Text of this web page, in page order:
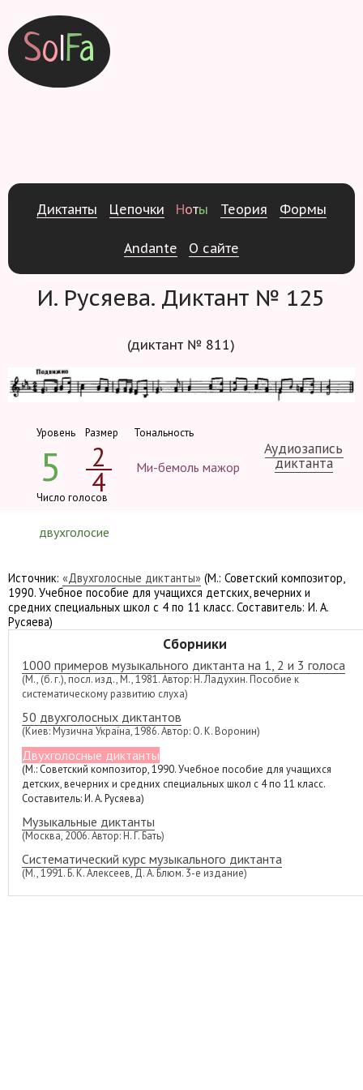
SolFa
Диктанты Цепочки Ноты Теория Формы
Andante О сайте
И. Русяева. Диктант № 125
(диктант № 811)
Уровень
5
Размер
2
4
Тональность
Ми-бемоль мажор
Число голосов
двухголосие
Источник: «Двухголосные диктанты» (М.: Советский композитор,
1990. Учебное пособие для учащихся детских, вечерних и
средних специальных школ с 4 по 11 класс. Составитель: И. А.
Русяева)
Аудиозапись
диктанта
Сборники
1000 примеров музыкального диктанта на 1, 2 и 3 голоса
(М., (б. г.), посл. изд., М., 1981. Автор: Н. Ладухин. Пособие к
систематическому развитию слуха)
50 двухголосных диктантов
(Киев: Музична Україна, 1986. Автор: О. К. Воронин)
Двухголосные диктанты
(М.: Советский композитор, 1990. Учебное пособие для учащихся
детских, вечерних и средних специальных школ с 4 по 11 класс.
Составитель: И. А. Русяева)
Музыкальные диктанты
(Москва, 2006. Автор: Н. Г. Бать)
Систематический курс музыкального диктанта
(М., 1991. Б. К. Алексеев, Д. А. Блюм. 3-е издание)